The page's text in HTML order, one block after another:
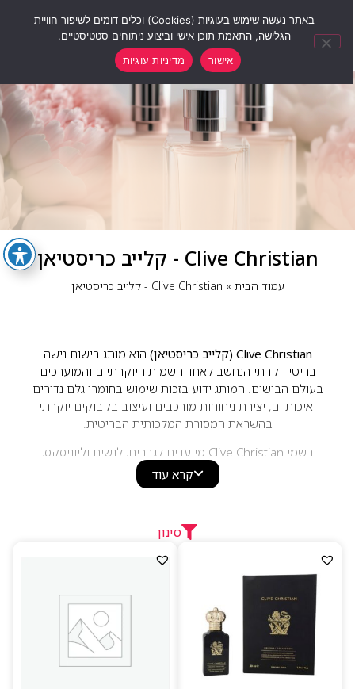
Clive Christian - קלייב כריסטיאן
עמוד הבית» Clive Christian - קלייב כריסטיאן
Clive Christian (קלייב כריסטיאן)
הוא מותג בישום נישה
בריטי יוקרתי הנחשב לאחד השמות היוקרתיים והמוערכים
בעולם הבישום. המותג ידוע בזכות שימוש בחומרי גלם נדירים
ואיכותיים, יצירת ניחוחות מורכבים ועיצוב בקבוקים יוקרתי
בהשראת המסורת המלכותית הבריטית.
בשמי Clive Christian מיועדים לגברים, לנשים וליוניסקס,
ומציעים ניחוחות עשירים, אלגנטיים ובלתי נשכחים עם
עמידות גבוהה במיוחד. הבחירה המושלמת לאוהבי בשמי
מרשימה לאורך זמן.
קרא עוד
סינון
באתר נעשה שימוש בעוגיות (Cookies) וכלים דומים לשיפור חוויית
הגלישה, התאמת תוכן אישי וביצוע ניתוחים סטטיסטיים.
אישור
מדיניות עוגיות